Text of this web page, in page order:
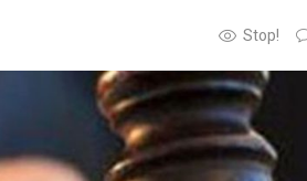
Stop!